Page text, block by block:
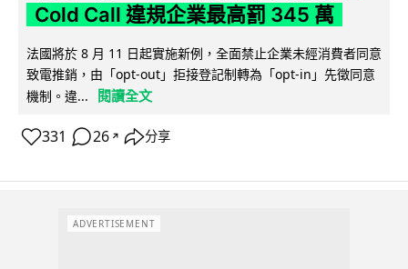
Cold Call 違規企業最高罰 345 萬
法國將於 8 月 11 日起實施新例，全面禁止企業未經消費者同意
致電推銷，由「opt-out」拒接登記制轉為「opt-in」先徵同意
機制。違...
閱讀全文
331 26 ↗ 分享
ADVERTISEMENT